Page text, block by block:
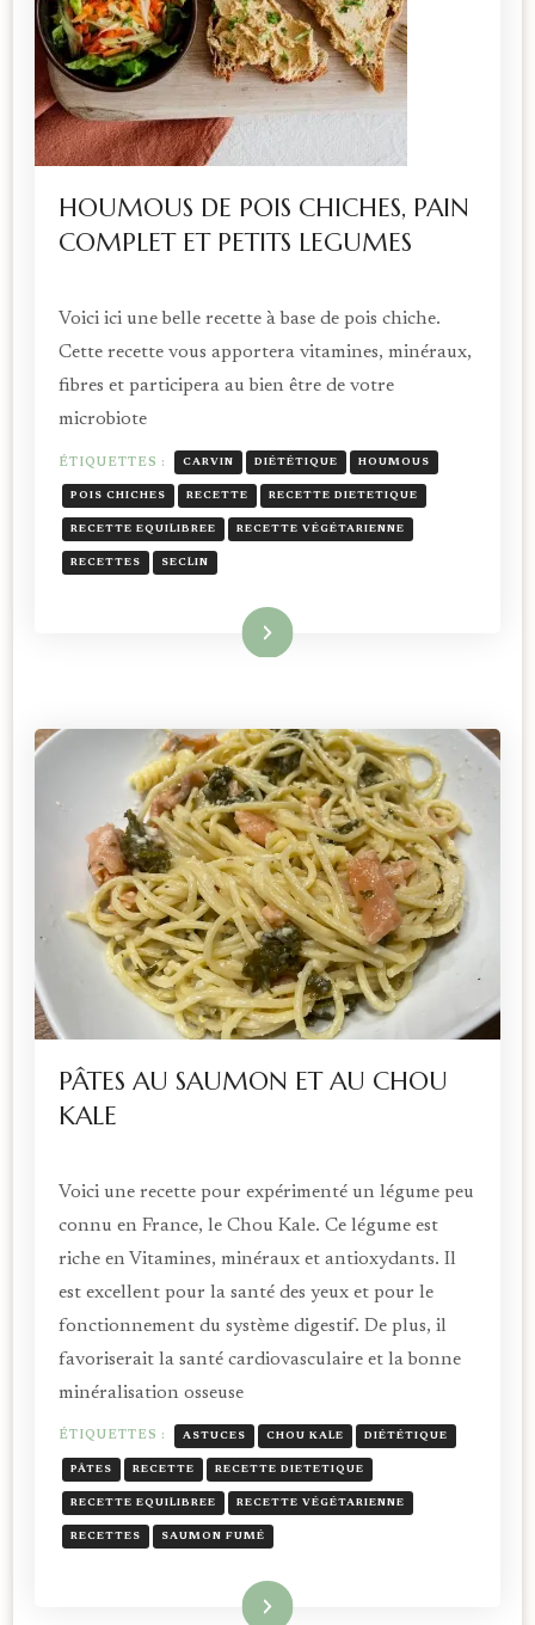
HOUMOUS DE POIS CHICHES, PAIN
COMPLET ET PETITS LEGUMES
Voici ici une belle recette à base de pois chiche.
Cette recette vous apportera vitamines, minéraux,
fibres et participera au bien être de votre
microbiote
ÉTIQUETTES : CARVIN DIÉTÉTIQUE HOUMOUS
POIS CHICHES RECETTE RECETTE DIETETIQUE
RECETTE EQUILIBREE RECETTE VÉGÉTARIENNE
RECETTES SECLIN
Lire la suite
PÂTES AU SAUMON ET AU CHOU
KALE
Voici une recette pour expérimenté un légume peu
connu en France, le Chou Kale. Ce légume est
riche en Vitamines, minéraux et antioxydants. Il
est excellent pour la santé des yeux et pour le
fonctionnement du système digestif. De plus, il
favoriserait la santé cardiovasculaire et la bonne
minéralisation osseuse
ÉTIQUETTES : ASTUCES CHOU KALE DIÉTÉTIQUE
PÂTES RECETTE RECETTE DIETETIQUE
RECETTE EQUILIBREE RECETTE VÉGÉTARIENNE
RECETTES SAUMON FUMÉ
Lire la suite